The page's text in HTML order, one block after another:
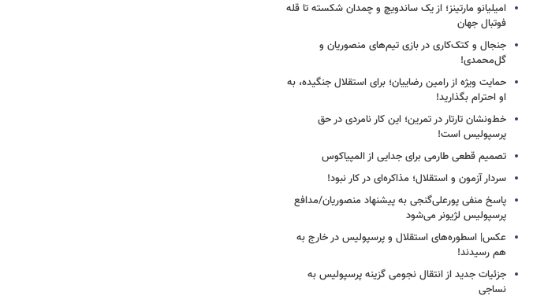
امیلیانو مارتینز؛ از یک ساندویچ و چمدان شکسته تا قله
فوتبال جهان
جنجال و کتک‌کاری در بازی تیم‌های منصوریان و
گل‌محمدی!
حمایت ویژه از رامین رضاییان؛ برای استقلال جنگیده، به
او احترام بگذارید!
خط‌ونشان تارتار در تمرین؛ این کار نامردی در حق
پرسپولیس است!
تصمیم قطعی طارمی برای جدایی از المپیاکوس
سردار آزمون و استقلال؛ مذاکره‌ای در کار نبود!
پاسخ منفی پورعلی‌گنجی به پیشنهاد منصوریان/مدافع
پرسپولیس لژیونر می‌شود
عکس| اسطوره‌های استقلال و پرسپولیس در خارج به
هم رسیدند!
جزئیات جدید از انتقال نجومی گزینه پرسپولیس به
نساجی